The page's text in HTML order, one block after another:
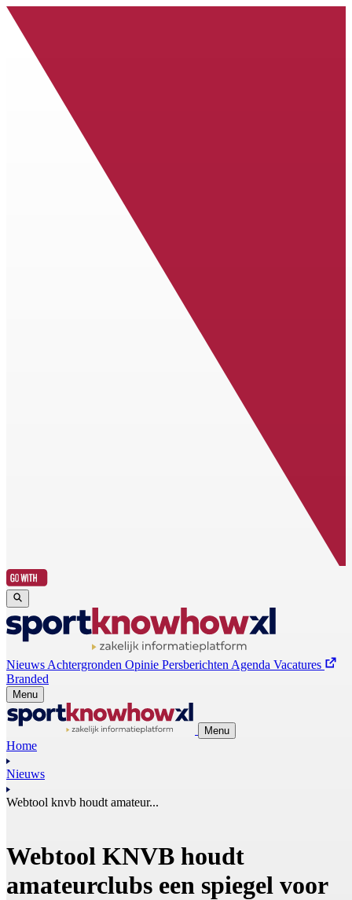
Nieuws Achtergronden Opinie Persberichten Agenda Vacatures
Branded
Menu
Menu
Home
Nieuws
Webtool knvb houdt amateur...
Webtool KNVB houdt
amateurclubs een spiegel voor